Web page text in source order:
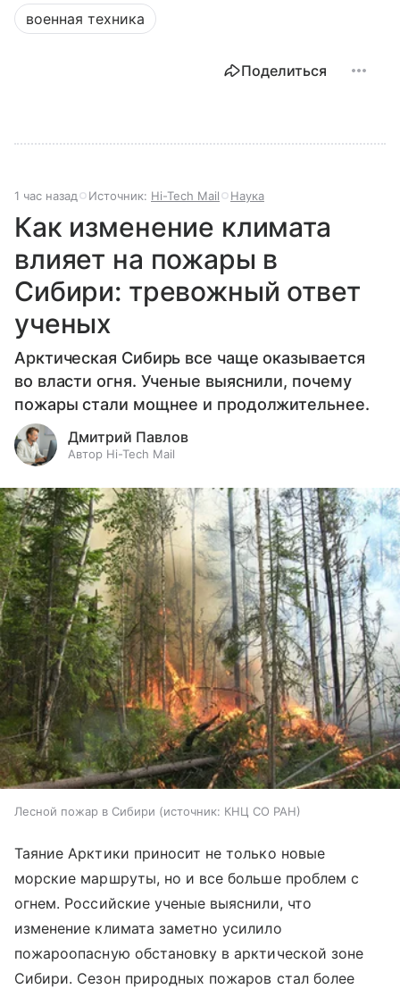
военная техника
Поделиться
1 час назад Источник: Hi-Tech Mail Наука
Как изменение климата
влияет на пожары в
Сибири: тревожный ответ
ученых
Арктическая Сибирь все чаще оказывается
во власти огня. Ученые выяснили, почему
пожары стали мощнее и продолжительнее.
Дмитрий Павлов
Автор Hi-Tech Mail
Лесной пожар в Сибири источник: КНЦ СО РАН
Таяние Арктики приносит не только новые
морские маршруты, но и все больше проблем с
огнем. Российские ученые выяснили, что
изменение климата заметно усилило
пожароопасную обстановку в арктической зоне
Сибири. Сезон природных пожаров стал более